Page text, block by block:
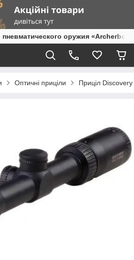
пневматического оружия
Оптичні приціли Приціл